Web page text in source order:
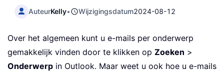
AuteurKelly• Wijzigingsdatum2024-08-12
Over het algemeen kunt u e-mails per onderwerp
gemakkelijk vinden door te klikken op Zoeken >
Onderwerp in Outlook. Maar weet u ook hoe u e-mails